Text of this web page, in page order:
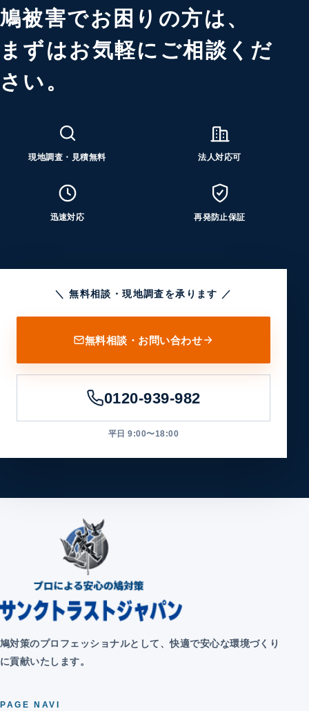
鳩被害でお困りの方は、
まずはお気軽にご相談くだ
さい。
現地調査・見積無料 法人対応可
迅速対応 再発防止保証
＼ 無料相談・現地調査を承ります ／
無料相談・お問い合わせ
0120-939-982
平日 9:00〜18:00
鳩対策のプロフェッショナルとして、快適で安心な環境づくり
に貢献いたします。
PAGE NAVI